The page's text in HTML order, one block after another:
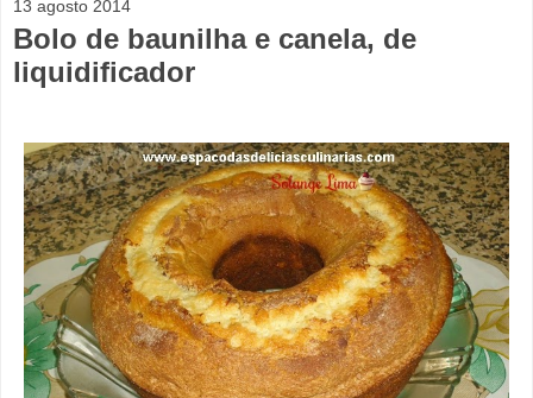
13 agosto 2014
Bolo de baunilha e canela, de
liquidificador